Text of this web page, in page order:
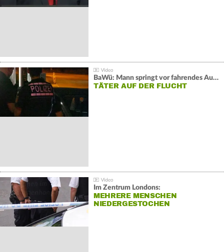
BaWü: Mann springt vor fahrendes Auto und schießt
TÄTER AUF DER FLUCHT
Im Zentrum Londons:
MEHRERE MENSCHEN
NIEDERGESTOCHEN